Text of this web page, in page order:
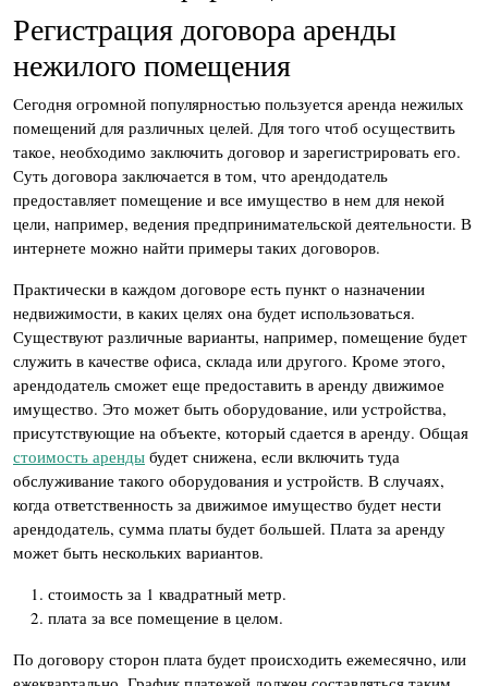
Регистрация договора аренды
нежилого помещения
Сегодня огромной популярностью пользуется аренда нежилых
помещений для различных целей. Для того чтоб осуществить
такое, необходимо заключить договор и зарегистрировать его.
Суть договора заключается в том, что арендодатель
предоставляет помещение и все имущество в нем для некой
цели, например, ведения предпринимательской деятельности. В
интернете можно найти примеры таких договоров.
Практически в каждом договоре есть пункт о назначении
недвижимости, в каких целях она будет использоваться.
Существуют различные варианты, например, помещение будет
служить в качестве офиса, склада или другого. Кроме этого,
арендодатель сможет еще предоставить в аренду движимое
имущество. Это может быть оборудование, или устройства,
присутствующие на объекте, который сдается в аренду. Общая
стоимость аренды будет снижена, если включить туда
обслуживание такого оборудования и устройств. В случаях,
когда ответственность за движимое имущество будет нести
арендодатель, сумма платы будет большей. Плата за аренду
может быть нескольких вариантов.
стоимость за 1 квадратный метр.
плата за все помещение в целом.
По договору сторон плата будет происходить ежемесячно, или